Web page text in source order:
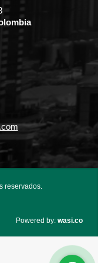
reservados.
Powered by: wasi.co